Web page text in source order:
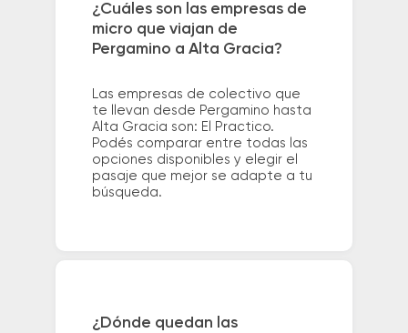
¿Cuáles son las empresas de
micro que viajan de
Pergamino a Alta Gracia?
Las empresas de colectivo que
te llevan desde Pergamino hasta
Alta Gracia son: El Practico.
Podés comparar entre todas las
opciones disponibles y elegir el
pasaje que mejor se adapte a tu
búsqueda.
¿Dónde quedan las